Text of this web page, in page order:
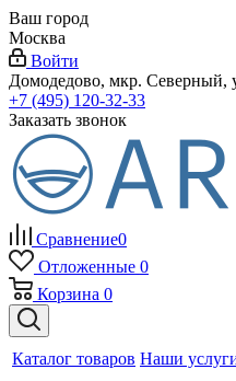
Ваш город
Москва
Войти
Домодедово, мкр. Северный,
+7 (495) 120-32-33
Заказать звонок
Сравнение0
Отложенные 0
Корзина 0
Каталог товаров Наши